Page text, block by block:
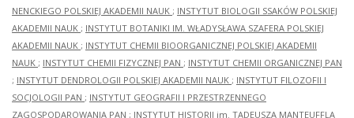
NENCKIEGO POLSKIEJ AKADEMII NAUK ; INSTYTUT BIOLOGII SSAKÓW POLSKIEJ
AKADEMII NAUK ; INSTYTUT BOTANIKI IM. WŁADYSŁAWA SZAFERA POLSKIEJ
AKADEMII NAUK ; INSTYTUT CHEMII BIOORGANICZNEJ POLSKIEJ AKADEMII
NAUK ; INSTYTUT CHEMII FIZYCZNEJ PAN ; INSTYTUT CHEMII ORGANICZNEJ PAN
; INSTYTUT DENDROLOGII POLSKIEJ AKADEMII NAUK ; INSTYTUT FILOZOFII I
SOCJOLOGII PAN ; INSTYTUT GEOGRAFII I PRZESTRZENNEGO
ZAGOSPODAROWANIA PAN ; INSTYTUT HISTORII im. TADEUSZA MANTEUFFLA